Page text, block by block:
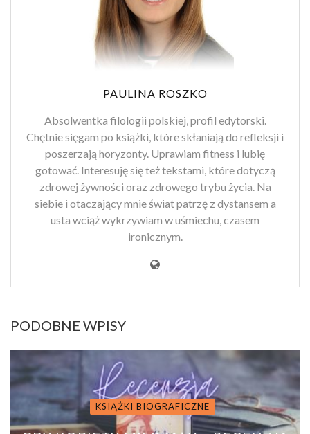
PAULINA ROSZKO
Absolwentka filologii polskiej, profil edytorski.
Chętnie sięgam po książki, które skłaniają do refleksji i
poszerzają horyzonty. Uprawiam fitness i lubię
gotować. Interesuję się też tekstami, które dotyczą
zdrowej żywności oraz zdrowego trybu życia. Na
siebie i otaczający mnie świat patrzę z dystansem a
usta wciąż wykrzywiam w uśmiechu, czasem
ironicznym.
PODOBNE WPISY
KSIĄŻKI BIOGRAFICZNE